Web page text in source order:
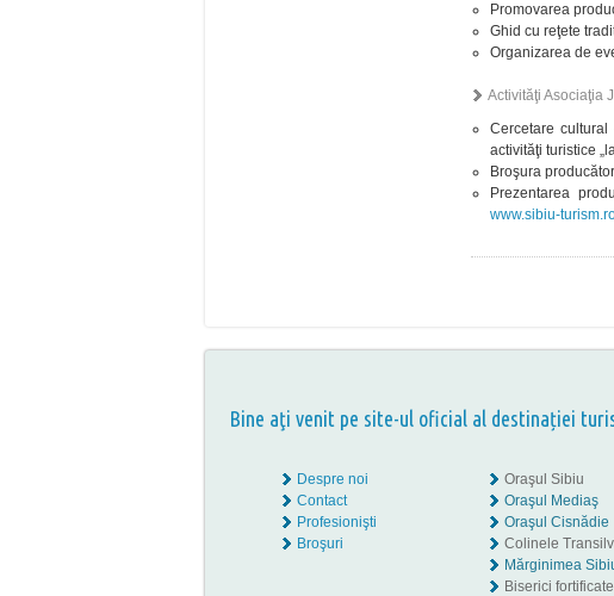
Promovarea
Ghid cu reţete
Organizarea de
Activităţi Asociaţia
Cercetare
activităţi turistice
Broşura
Prezentarea
www.sibiu-
Bine aţi venit pe site-ul oficial al destinației
Despre noi
Contact
Profesionişti
Broşuri
Oraşul Sibiu
Oraşul Mediaş
Oraşul Cisnădie
Colinele
Mărginimea
Biserici fortificate